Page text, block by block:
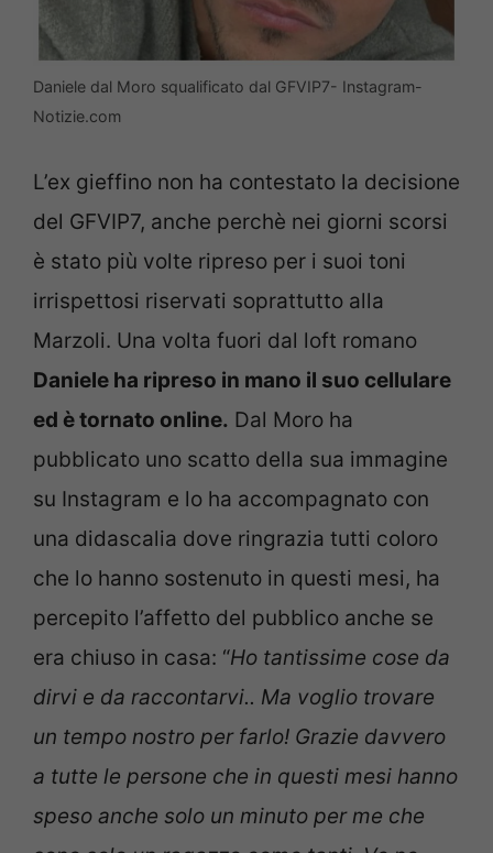
Daniele dal Moro squalificato dal GFVIP7- Instagram-
Notizie.com
L’ex gieffino non ha contestato la decisione
del GFVIP7, anche perchè nei giorni scorsi
è stato più volte ripreso per i suoi toni
irrispettosi riservati soprattutto alla
Marzoli. Una volta fuori dal loft romano
Daniele ha ripreso in mano il suo cellulare
ed è tornato online. Dal Moro ha
pubblicato uno scatto della sua immagine
su Instagram e lo ha accompagnato con
una didascalia dove ringrazia tutti coloro
che lo hanno sostenuto in questi mesi, ha
percepito l’affetto del pubblico anche se
era chiuso in casa: “Ho tantissime cose da
dirvi e da raccontarvi.. Ma voglio trovare
un tempo nostro per farlo! Grazie davvero
a tutte le persone che in questi mesi hanno
speso anche solo un minuto per me che